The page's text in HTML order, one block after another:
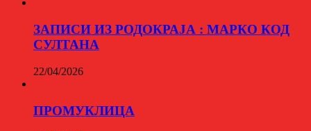
ЗАПИСИ ИЗ РОДОКРАЈА : МАРКО КОД
СУЛТАНА
22/04/2026
ПРОМУКЛИЦА